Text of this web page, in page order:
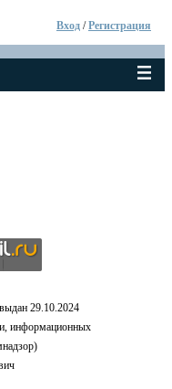
Вход /Регистрация
29.10.2024
информационных